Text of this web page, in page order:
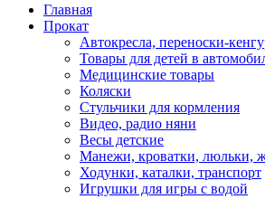
Главная
Прокат
Автокресла, переноски-
Товары для детей в
Медицинские товары
Коляски
Стульчики для кормления
Видео, радио няни
Весы детские
Манежи, кроватки, люльки,
Ходунки, каталки, транспорт
Игрушки для игры с водой